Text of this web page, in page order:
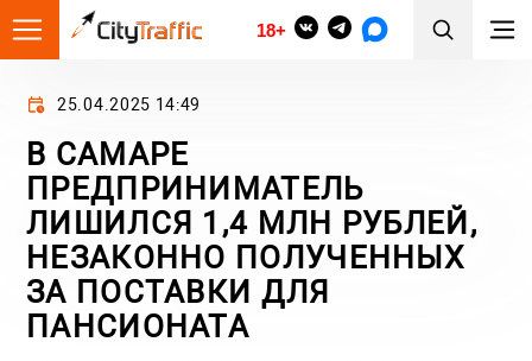
18+
25.04.2025 14:49
В САМАРЕ
ПРЕДПРИНИМАТЕЛЬ
ЛИШИЛСЯ 1,4 МЛН РУБЛЕЙ,
НЕЗАКОННО ПОЛУЧЕННЫХ
ЗА ПОСТАВКИ ДЛЯ
ПАНСИОНАТА